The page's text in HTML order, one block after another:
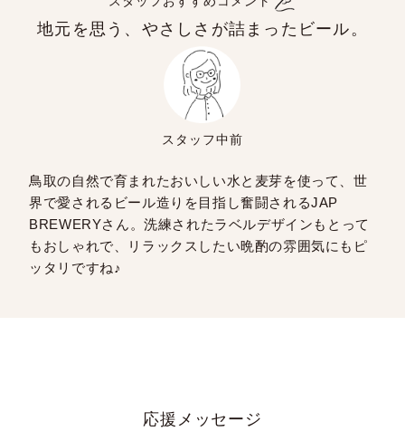
地元を思う、やさしさが詰まったビール。
スタッフ中前
鳥取の自然で育まれたおいしい水と麦芽を使って、世
界で愛されるビール造りを目指し奮闘されるJAP
BREWERYさん。洗練されたラベルデザインもとって
もおしゃれで、リラックスしたい晩酌の雰囲気にもピ
ッタリですね♪
応援メッセージ